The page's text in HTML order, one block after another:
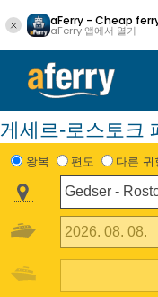
aFerry - Cheap
aFerry 앱에서 열기
게세르-로스토크
왕복 편도 다른 귀